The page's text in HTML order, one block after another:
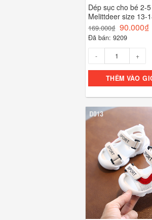
Dép sục cho bé 2-
Melittdeer size 13-
169.000₫ 90.000₫
Đã bán: 9209
THÊM VÀO